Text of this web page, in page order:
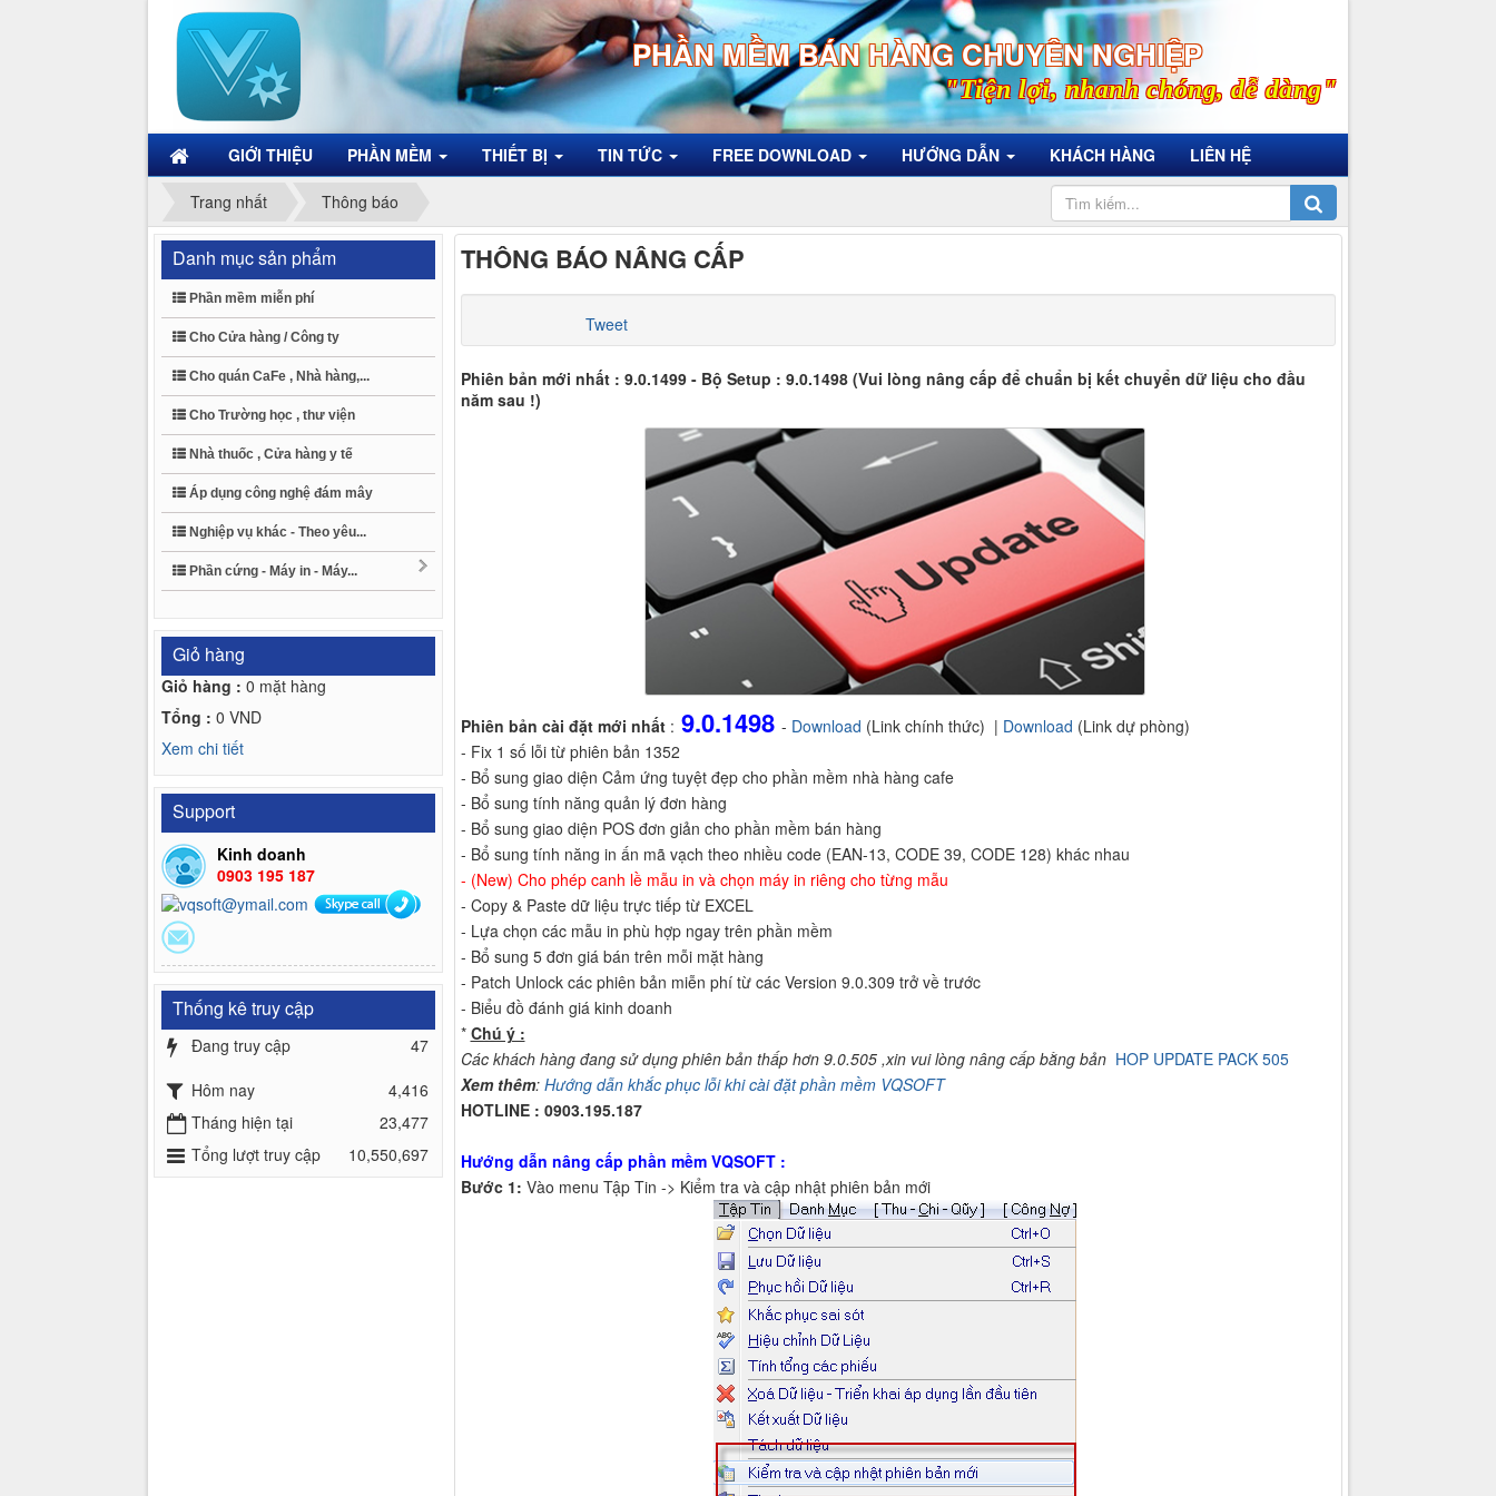
PHẦN MỀM BÁN HÀNG CHUYÊN NGHIỆP
"Tiện lợi, nhanh chóng, dễ dàng"
GIỚI THIỆU PHẦN MỀM THIẾT BỊ TIN TỨC FREE DOWNLOAD HƯỚNG DẪN KHÁCH HÀNG LIÊN HỆ
Trang nhất Thông báo
THÔNG BÁO NÂNG CẤP
Tweet
Phiên bản mới nhất : 9.0.1499 - Bộ Setup : 9.0.1498 (Vui lòng nâng cấp để chuẩn bị kết chuyển dữ liệu cho đầu
năm sau !)
Phiên bản cài đặt mới nhất: 9.0.1498 - Download (Link chính thức) | Download (Link dự phòng)
- Fix 1 số lỗi từ phiên bản 1352
- Bổ sung giao diện Cảm ứng tuyệt đẹp cho phần mềm nhà hàng cafe
- Bổ sung tính năng quản lý đơn hàng
- Bổ sung giao diện POS đơn giản cho phần mềm bán hàng
- Bổ sung tính năng in ấn mã vạch theo nhiều code (EAN-13, CODE 39, CODE 128) khác nhau
- (New) Cho phép canh lề mẫu in và chọn máy in riêng cho từng mẫu
- Copy & Paste dữ liệu trực tiếp từ EXCEL
- Lựa chọn các mẫu in phù hợp ngay trên phần mềm
- Bổ sung 5 đơn giá bán trên mỗi mặt hàng
- Patch Unlock các phiên bản miễn phí từ các Version 9.0.309 trở về trước
- Biểu đồ đánh giá kinh doanh
* Chú ý :
Các khách hàng đang sử dụng phiên bản thấp hơn 9.0.505 ,xin vui lòng nâng cấp bằng bản HOP UPDATE PACK 505
Xem thêm: Hướng dẫn khắc phục lỗi khi cài đặt phần mềm VQSOFT
HOTLINE : 0903.195.187
Hướng dẫn nâng cấp phần mềm VQSOFT :
Bước 1: Vào menu Tập Tin -> Kiểm tra và cập nhật phiên bản mới
Danh mục sản phẩm
Phần mềm miễn phí
Cho Cửa hàng / Công ty
Cho quán CaFe , Nhà hàng,...
Cho Trường học , thư viện
Nhà thuốc , Cửa hàng y tế
Áp dụng công nghệ đám mây
Nghiệp vụ khác - Theo yêu...
Phần cứng - Máy in - Máy...
Giỏ hàng
Giỏ hàng : 0 mặt hàng
Tổng : 0 VND
Xem chi tiết
Support
Kinh doanh
0903 195 187
Thống kê truy cập
Đang truy cập
47
Hôm nay
4,416
Tháng hiện tại
23,477
Tổng lượt truy cập
10,550,697